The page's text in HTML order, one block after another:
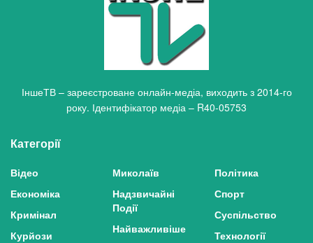
ІншеТВ – зареєстроване онлайн-медіа, виходить з 2014-го
року. Ідентифікатор медіа – R40-05753
Категорії
Відео
Економіка
Кримінал
Курйози
Миколаїв
Надзвичайні
Події
Найважливіше
Політика
Спорт
Суспільство
Технології